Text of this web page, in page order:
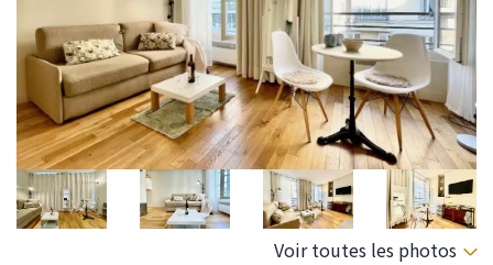
Voir toutes les photos